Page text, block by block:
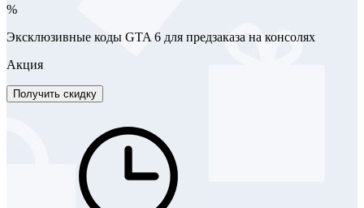
%
Эксклюзивные коды GTA 6 для предзаказа на консолях
Акция
Получить скидку